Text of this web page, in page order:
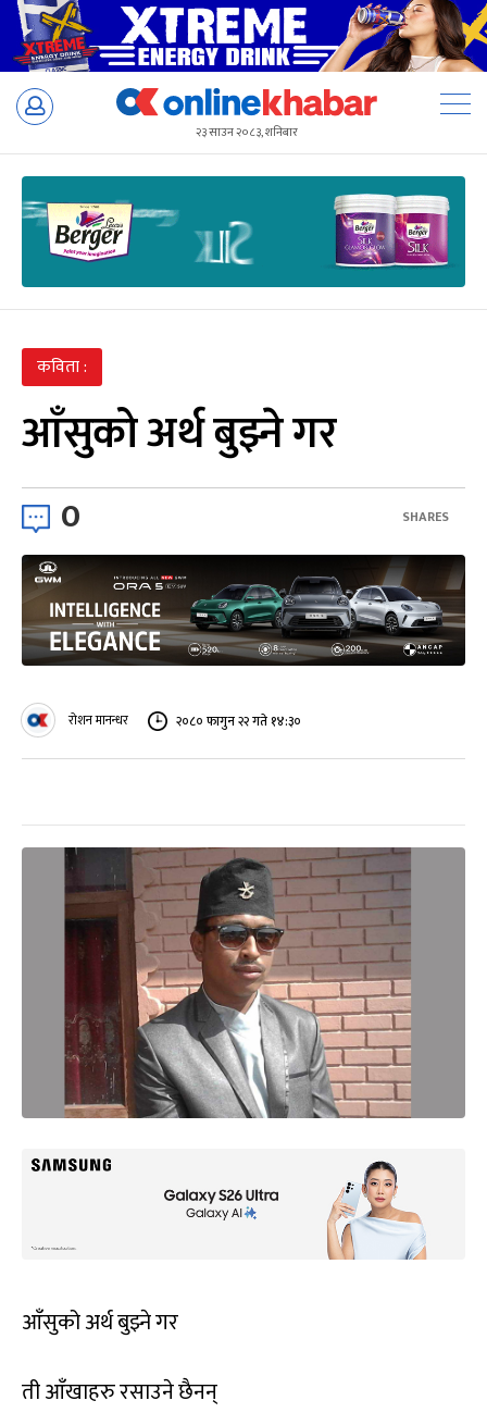
Skip
२३ साउन २०८३, शनिबार
कविता :
आँसुको अर्थ बुझ्ने गर
0 SHARES
रोशन मानन्धर २०८० फागुन २२ गते १४:३०
आँसुको अर्थ बुझ्ने गर
ती आँखाहरु रसाउने छैनन्